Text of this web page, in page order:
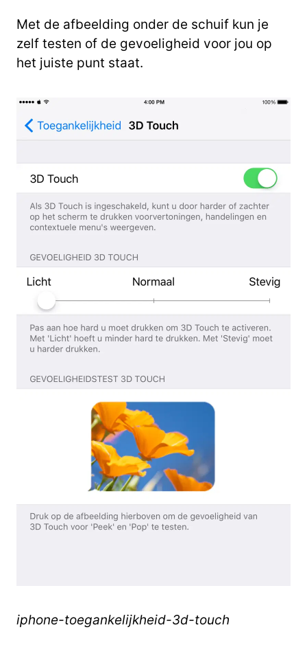
Met de afbeelding onder de schuif kun je
zelf testen of de gevoeligheid voor jou op
het juiste punt staat.
iphone-toegankelijkheid-3d-touch